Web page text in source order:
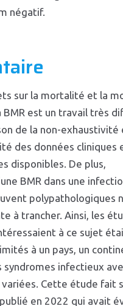
négatif.
sur la mortalité et la
BMR est un travail très
de la non-exhaustivité
des données cliniques
disponibles. De plus,
BMR dans une
polypathologiques
à trancher. Ainsi, les
à ce sujet
à un pays, un
syndromes infectieux
Cette étude fait
en 2022 qui avait